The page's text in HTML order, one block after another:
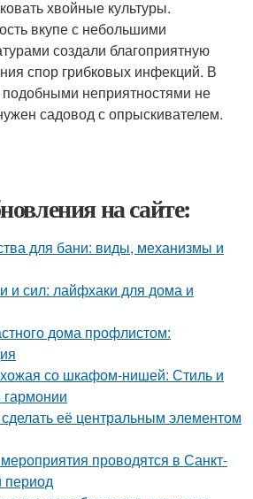
хвойные культуры.
вкупе с небольшими
создали благоприятную
спор грибковых инфекций. В
неприятностями не
садовод с опрыскивателем.
на сайте:
для бани: виды, механизмы и
и сил: лайфхаки для дома и
дома профлистом:
со шкафом-нишей: Стиль и
её центральным элементом
проводятся в Санкт-
период